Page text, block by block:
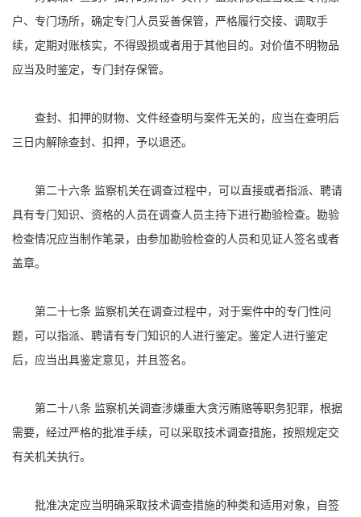
户、专门场所，确定专门人员妥善保管，严格履行交接、调取手
续，定期对账核实，不得毁损或者用于其他目的。对价值不明物品
应当及时鉴定，专门封存保管。
查封、扣押的财物、文件经查明与案件无关的，应当在查明后
三日内解除查封、扣押，予以退还。
第二十六条 监察机关在调查过程中，可以直接或者指派、聘请
具有专门知识、资格的人员在调查人员主持下进行勘验检查。勘验
检查情况应当制作笔录，由参加勘验检查的人员和见证人签名或者
盖章。
第二十七条 监察机关在调查过程中，对于案件中的专门性问
题，可以指派、聘请有专门知识的人进行鉴定。鉴定人进行鉴定
后，应当出具鉴定意见，并且签名。
第二十八条 监察机关调查涉嫌重大贪污贿赂等职务犯罪，根据
需要，经过严格的批准手续，可以采取技术调查措施，按照规定交
有关机关执行。
批准决定应当明确采取技术调查措施的种类和适用对象，自签